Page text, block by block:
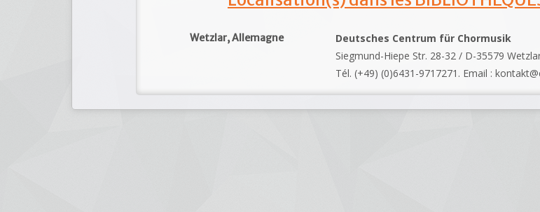
Wetzlar, Allemagne
Deutsches Centrum für Chormusik
Siegmund-Hiepe Str. 28-32 / D-35579
Tél. (+49) (0)6431-9717271. Email :